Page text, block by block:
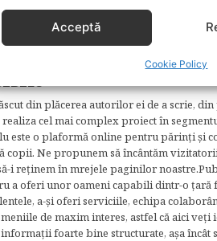
Acceptă
Cookie Policy
din plăcerea autorilor ei de a scrie,
realiza cel mai complex proiect în
este o plaformă online pentru părinţi şi
copii. Ne propunem să încântăm
i reţinem în mrejele paginilor noastre.​
a oferi unor oameni capabili dintr-o ţară
a-şi oferi serviciile, echipa
de maxim interes, astfel că aici veţi
foarte bine structurate, aşa încât